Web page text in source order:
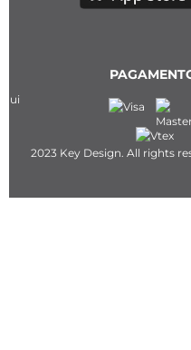
2023 Key Design. All rights